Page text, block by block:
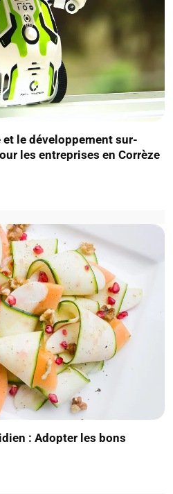
le développement sur-
les entreprises en Corrèze
: Adopter les bons